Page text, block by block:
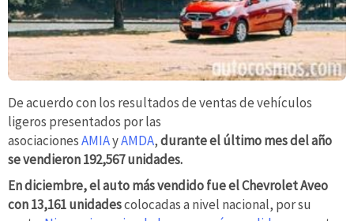
De acuerdo con los resultados de ventas de vehículos
ligeros presentados por las
asociacionesAMIAyAMDA,durante el último mes del año
se vendieron 192,567 unidades.
En diciembre, el auto más vendido fue el Chevrolet Aveo
con 13,161 unidadescolocadas a nivel nacional, por su